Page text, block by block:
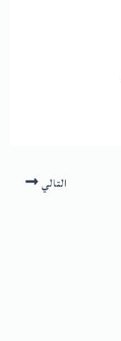
التالي